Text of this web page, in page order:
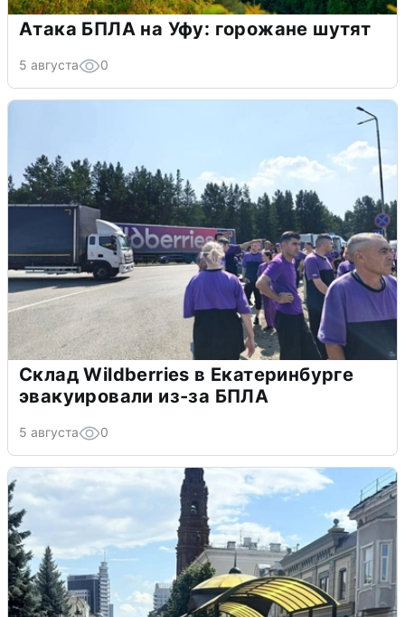
Атака БПЛА на Уфу: горожане шутят
5 августа 0
Склад Wildberries в Екатеринбурге
эвакуировали из-за БПЛА
5 августа 0